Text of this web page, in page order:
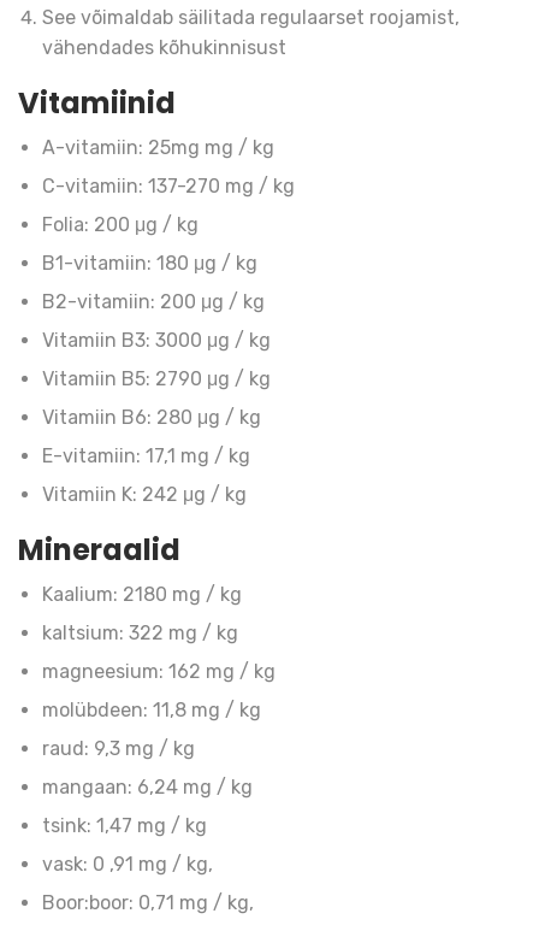
See võimaldab säilitada regulaarset roojamist,
vähendades kõhukinnisust
Vitamiinid
A-vitamiin: 25mg mg / kg
C-vitamiin: 137-270 mg / kg
Folia: 200 μg / kg
B1-vitamiin: 180 μg / kg
B2-vitamiin: 200 μg / kg
Vitamiin B3: 3000 μg / kg
Vitamiin B5: 2790 μg / kg
Vitamiin B6: 280 μg / kg
E-vitamiin: 17,1 mg / kg
Vitamiin K: 242 μg / kg
Mineraalid
Kaalium: 2180 mg / kg
kaltsium: 322 mg / kg
magneesium: 162 mg / kg
molübdeen: 11,8 mg / kg
raud: 9,3 mg / kg
mangaan: 6,24 mg / kg
tsink: 1,47 mg / kg
vask: 0 ,91 mg / kg,
Boor:boor: 0,71 mg / kg,